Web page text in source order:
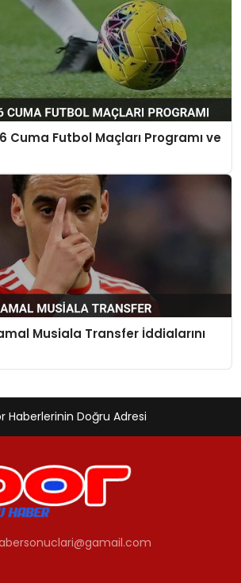
Cuma Futbol Maçları Programı ve
Musiala Transfer İddialarını
Haberlerinin Doğru Adresi